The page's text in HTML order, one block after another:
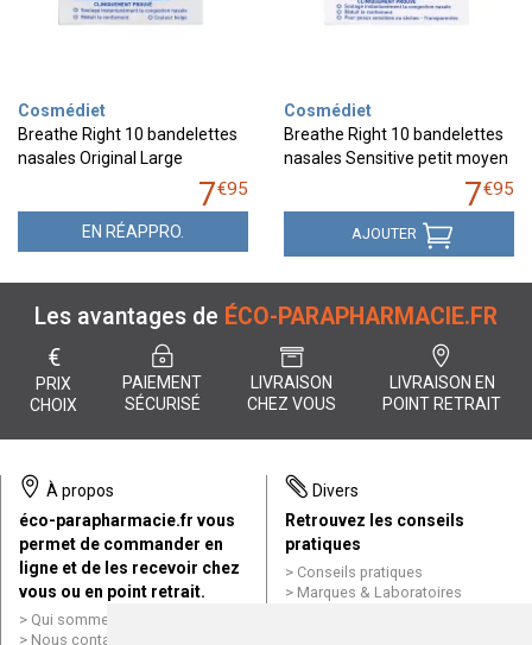
Cosmédiet
Breathe Right 10 bandelettes
nasales Original Large
7€95
EN RÉAPPRO.
Cosmédiet
Breathe Right 10 bandelettes
nasales Sensitive petit moyen
7€95
AJOUTER
Les avantages de ÉCO-PARAPHARMACIE.FR
€
PRIX
CHOIX
PAIEMENT
SÉCURISÉ
LIVRAISON
CHEZ VOUS
LIVRAISON EN
POINT RETRAIT
À propos
éco-parapharmacie.fr vous
permet de commander en
ligne et de les recevoir chez
vous ou en point retrait.
Qui sommes nous ?
Nous contacter par e-mail
Divers
Retrouvez les conseils
pratiques
Conseils pratiques
Marques & Laboratoires